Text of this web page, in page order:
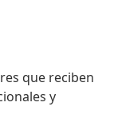
que reciben
y